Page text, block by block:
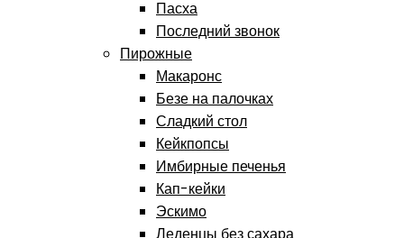
Пасха
Последний звонок
Пирожные
Макаронс
Безе на палочках
Сладкий стол
Кейкпопсы
Имбирные печенья
Кап-кейки
Эскимо
Леденцы без сахара